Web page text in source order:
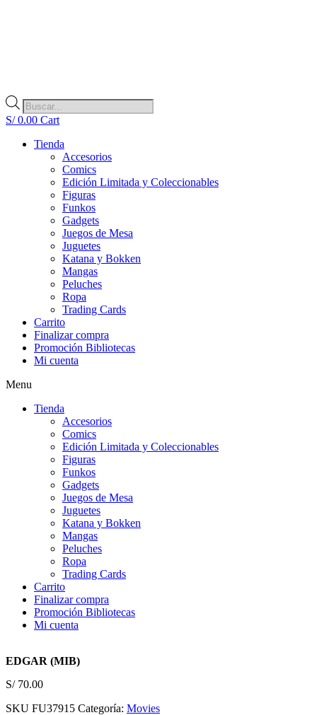
Búsqueda
de
productos
S/0.00 Cart
Tienda
Accesorios
Comics
Edición Limitada y Coleccionables
Figuras
Funkos
Gadgets
Juegos de Mesa
Juguetes
Katana y Bokken
Mangas
Peluches
Ropa
Trading Cards
Carrito
Finalizar compra
Promoción Bibliotecas
Mi cuenta
Menu
Tienda
Accesorios
Comics
Edición Limitada y Coleccionables
Figuras
Funkos
Gadgets
Juegos de Mesa
Juguetes
Katana y Bokken
Mangas
Peluches
Ropa
Trading Cards
Carrito
Finalizar compra
Promoción Bibliotecas
Mi cuenta
EDGAR (MIB)
S/70.00
SKU FU37915 Categoría: Movies